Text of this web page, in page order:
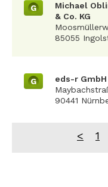
G
Michael
& Co. KG
85055
G
eds-r GmbH
90441
< 1